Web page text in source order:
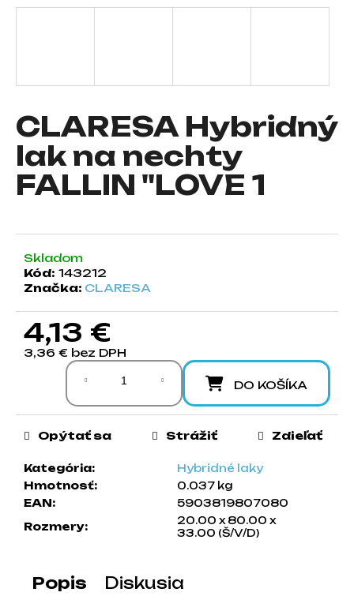
CLARESA Hybridný
lak na nechty
FALLIN "LOVE 1
Skladom
Kód: 143212
Značka: CLARESA
4,13 €
3,36 € bez DPH
Jednotková cena:
DO KOŠÍKA
Kategória:
Hybridné laky
Hmotnosť:
0.037 kg
EAN:
5903819807080
Rozmery:
20.00 x 80.00 x
33.00 (Š/V/D)
Opýtať sa Strážiť Zdieľať
Popis Diskusia
ť
HĽADAŤ
d
p
r
ú
č